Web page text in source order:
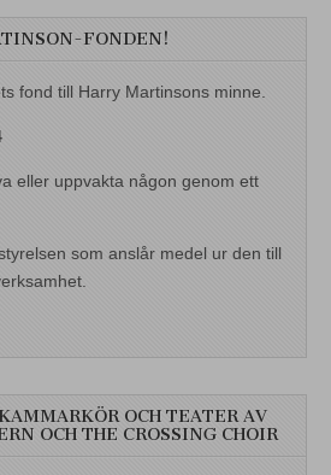
FONDEN!
fond till Harry Martinsons minne.
eller uppvakta någon genom ett
som anslår medel ur den till
OCH TEATER AV
OCH THE CROSSING CHOIR